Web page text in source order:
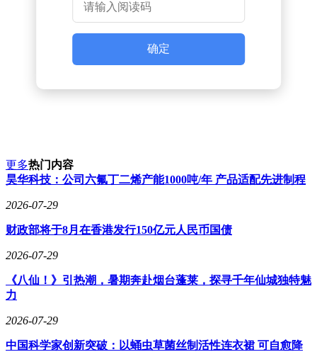
确定
更多热门内容
昊华科技：公司六氟丁二烯产能1000吨/年 产品适配先进制程
2026-07-29
财政部将于8月在香港发行150亿元人民币国债
2026-07-29
《八仙！》引热潮，暑期奔赴烟台蓬莱，探寻千年仙城独特魅
力
2026-07-29
中国科学家创新突破：以蛹虫草菌丝制活性连衣裙 可自愈降